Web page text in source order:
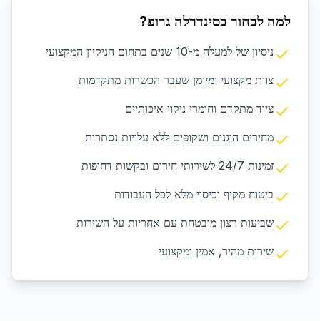
למה לבחור בסינדרלה גרופ?
ניסיון של למעלה מ-10 שנים בתחום הניקיון המקצועי
צוות מקצועי ומיומן שעבר הכשרות מתקדמות
ציוד מתקדם וחומרי ניקוי איכותיים
מחירים הוגנים ושקופים ללא עלויות נסתרות
זמינות 24/7 לשירותי חירום ובקשות דחופות
ביטוח מקיף וכיסוי מלא לכל העבודות
שביעות רצון מובטחת עם אחריות על השירות
שירות מהיר, אמין ומקצועי